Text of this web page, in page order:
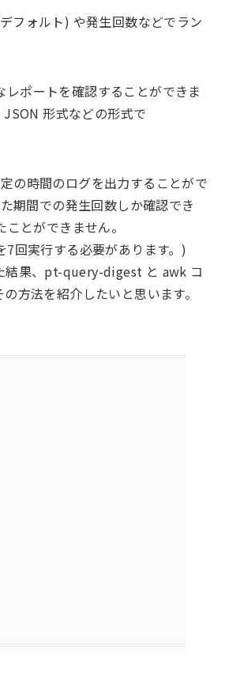
フォルト) や発生回数などでラン
ポートを確認することができま
形式などの形式で
の時間のログを出力することがで
期間での発生回数しか確認でき
とができません。
回実行する必要があります。)
結果、pt-query-digest と awk コ
方法を紹介したいと思います。